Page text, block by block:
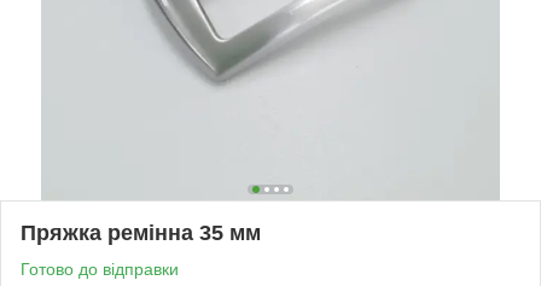
Пряжка ремінна 35 мм
Готово до відправки